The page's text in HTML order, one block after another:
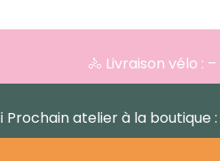
🚴 Livraison vélo :
ℹ️ Prochain atelier à la